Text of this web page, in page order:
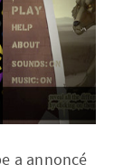
a annoncé